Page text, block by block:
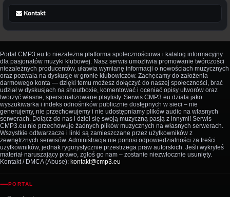
Kontakt
Portal CMP3.eu to niezależna platforma społecznościowa i katalog informacyjny
dla pasjonatów muzyki klubowej. Nasz serwis umożliwia promowanie twórczości
niezależnych producentów, ułatwia wymianę informacji o nowościach muzycznych
oraz pozwala na dyskusje w gronie klubowiczów. Zachęcamy do założenia
darmowego konta — dzięki temu możesz dołączyć do naszej społeczności, brać
udział w dyskusjach na shoutboxie, komentować i oceniać opisy utworów oraz
tworzyć własne, spersonalizowane playlisty. Serwis CMP3.eu działa jako
wyszukiwarka i indeks odnośników publicznie dostępnych w sieci – nie
generujemy, nie przechowujemy i nie udostępniamy plików audio na własnych
serwerach. Dołącz do nas i dziel się swoją muzyczną pasją z innymi! Serwis
CMP3.eu nie przechowuje żadnych plików muzycznych na własnych serwerach.
Wszystkie odtwarzacze i linki są zamieszczane przez użytkowników z
zewnętrznych serwisów. Administracja nie ponosi odpowiedzialności za treści
użytkowników, jednak rygorystycznie przestrzega praw autorskich. Jeśli wykryłeś
materiał naruszający prawo, zgłoś go nam – zostanie niezwłocznie usunięty.
Kontakt / DMCA (Abuse): kontakt@cmp3.eu
PORTAL